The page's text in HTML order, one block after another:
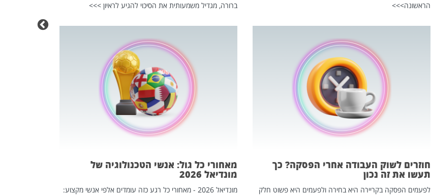
הראשונה>>>
חוזרים לשוק העבודה אחרי הפסקה? כך
תעשו את זה נכון
לפעמים הפסקה בקריירה היא בחירה ולפעמים היא פשוט חלק
ברורה, מגדיל משמעותית את הסיכוי להגיע לראיון >>>
מאחורי כל גול: אנשי הטכנולוגיה של
מונדיאל 2026
מונדיאל 2026 - מאחורי כל רגע כזה עומדים אלפי אנשי מקצוע: